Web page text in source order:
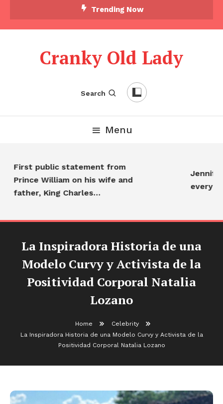
Trending Now
Cranky Old Lady
Search
Menu
First public statement from
Prince William on his wife and
father, King Charles…
Jennifer
La Inspiradora Historia de una
Modelo Curvy y Activista de la
Positividad Corporal Natalia
Lozano
Home
Celebrity
La Inspiradora Historia de una Modelo Curvy y Activista de la
Positividad Corporal Natalia Lozano